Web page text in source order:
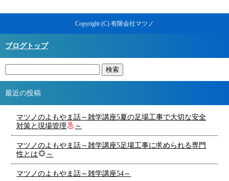
Copyright (C) 有限会社マツノ
ブログトップ
最近の投稿
マツノのよもやま話～雑学講座5夏の足場工事で大切な安全
対策と現場管理
～
マツノのよもやま話～雑学講座5足場工事に求められる専門
性とは
～
マツノのよもやま話～雑学講座54～